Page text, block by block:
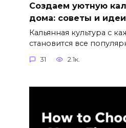
Создаем уютную
дома: советы и идеи
Кальянная культура с
становится все
31 2.1к.